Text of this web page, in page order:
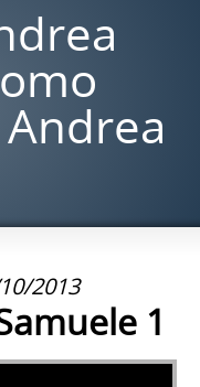
2013
1